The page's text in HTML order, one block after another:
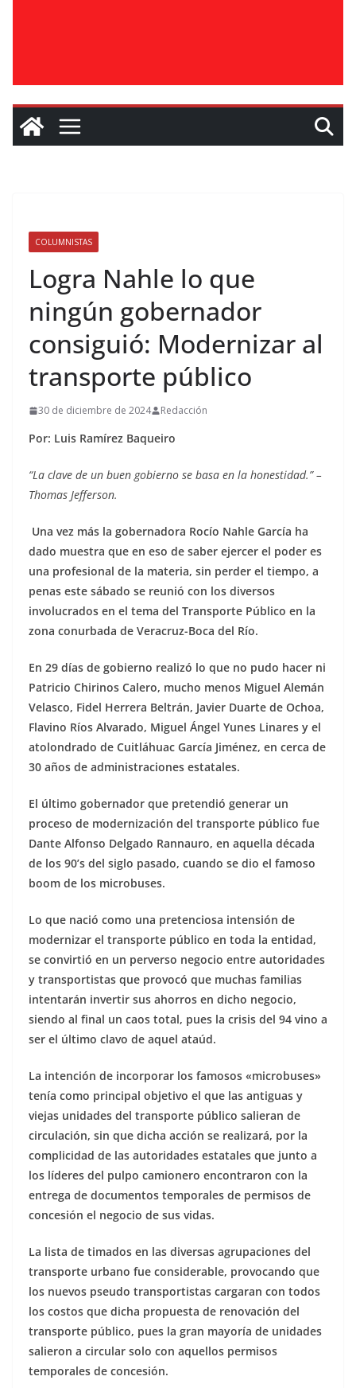
COLUMNISTAS
Logra Nahle lo que
ningún gobernador
consiguió: Modernizar al
transporte público
30 de diciembre de 2024 Redacción
Por: Luis Ramírez Baqueiro
“La clave de un buen gobierno se basa en la honestidad.” –
Thomas Jefferson.
Una vez más la gobernadora Rocío Nahle García ha
dado muestra que en eso de saber ejercer el poder es
una profesional de la materia, sin perder el tiempo, a
penas este sábado se reunió con los diversos
involucrados en el tema del Transporte Público en la
zona conurbada de Veracruz-Boca del Río.
En 29 días de gobierno realizó lo que no pudo hacer ni
Patricio Chirinos Calero, mucho menos Miguel Alemán
Velasco, Fidel Herrera Beltrán, Javier Duarte de Ochoa,
Flavino Ríos Alvarado, Miguel Ángel Yunes Linares y el
atolondrado de Cuitláhuac García Jiménez, en cerca de
30 años de administraciones estatales.
El último gobernador que pretendió generar un
proceso de modernización del transporte público fue
Dante Alfonso Delgado Rannauro, en aquella década
de los 90’s del siglo pasado, cuando se dio el famoso
boom de los microbuses.
Lo que nació como una pretenciosa intensión de
modernizar el transporte público en toda la entidad,
se convirtió en un perverso negocio entre autoridades
y transportistas que provocó que muchas familias
intentarán invertir sus ahorros en dicho negocio,
siendo al final un caos total, pues la crisis del 94 vino a
ser el último clavo de aquel ataúd.
La intención de incorporar los famosos «microbuses»
tenía como principal objetivo el que las antiguas y
viejas unidades del transporte público salieran de
circulación, sin que dicha acción se realizará, por la
complicidad de las autoridades estatales que junto a
los líderes del pulpo camionero encontraron con la
entrega de documentos temporales de permisos de
concesión el negocio de sus vidas.
La lista de timados en las diversas agrupaciones del
transporte urbano fue considerable, provocando que
los nuevos pseudo transportistas cargaran con todos
los costos que dicha propuesta de renovación del
transporte público, pues la gran mayoría de unidades
salieron a circular solo con aquellos permisos
temporales de concesión.